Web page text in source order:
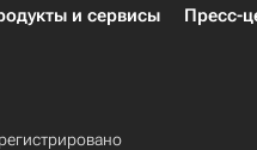
и сервисы Пресс-